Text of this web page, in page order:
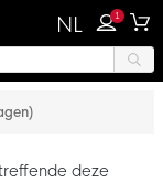
NL 1
deze